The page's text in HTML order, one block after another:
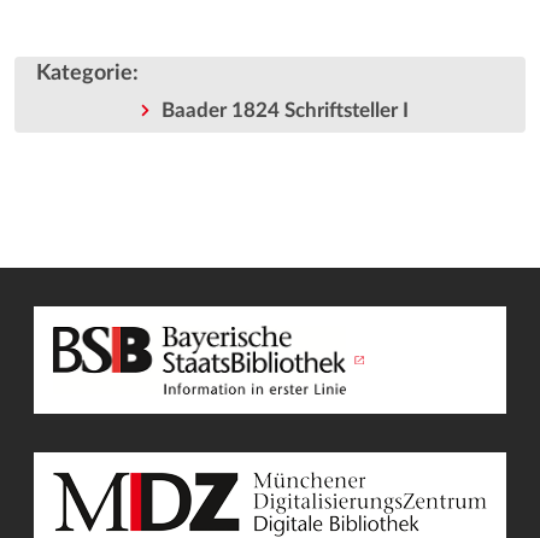
Kategorie:
Baader 1824 Schriftsteller I